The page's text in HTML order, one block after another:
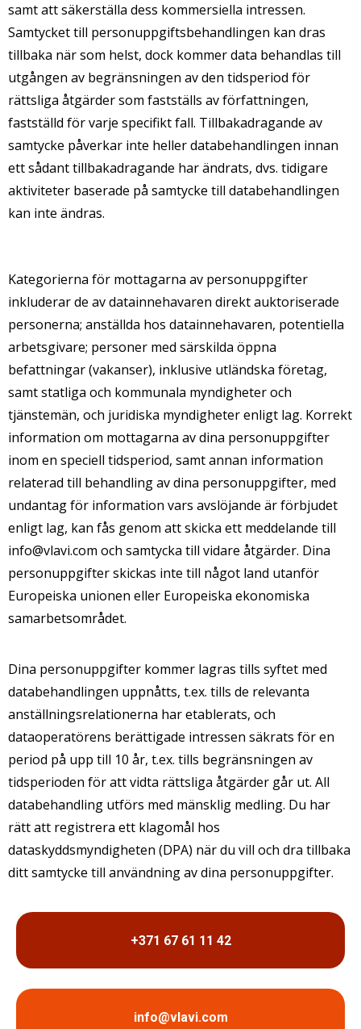
samt att säkerställa dess kommersiella intressen.
Samtycket till personuppgiftsbehandlingen kan dras
tillbaka när som helst, dock kommer data behandlas till
utgången av begränsningen av den tidsperiod för
rättsliga åtgärder som fastställs av författningen,
fastställd för varje specifikt fall. Tillbakadragande av
samtycke påverkar inte heller databehandlingen innan
ett sådant tillbakadragande har ändrats, dvs. tidigare
aktiviteter baserade på samtycke till databehandlingen
kan inte ändras.
Kategorierna för mottagarna av personuppgifter
inkluderar de av datainnehavaren direkt auktoriserade
personerna; anställda hos datainnehavaren, potentiella
arbetsgivare; personer med särskilda öppna
befattningar (vakanser), inklusive utländska företag,
samt statliga och kommunala myndigheter och
tjänstemän, och juridiska myndigheter enligt lag. Korrekt
information om mottagarna av dina personuppgifter
inom en speciell tidsperiod, samt annan information
relaterad till behandling av dina personuppgifter, med
undantag för information vars avslöjande är förbjudet
enligt lag, kan fås genom att skicka ett meddelande till
info@vlavi.com och samtycka till vidare åtgärder. Dina
personuppgifter skickas inte till något land utanför
Europeiska unionen eller Europeiska ekonomiska
samarbetsområdet.
Dina personuppgifter kommer lagras tills syftet med
databehandlingen uppnåtts, t.ex. tills de relevanta
anställningsrelationerna har etablerats, och
dataoperatörens berättigade intressen säkrats för en
period på upp till 10 år, t.ex. tills begränsningen av
tidsperioden för att vidta rättsliga åtgärder går ut. All
databehandling utförs med mänsklig medling. Du har
rätt att registrera ett klagomål hos
dataskyddsmyndigheten (DPA) när du vill och dra tillbaka
ditt samtycke till användning av dina personuppgifter.
+371 67 61 11 42
info@vlavi.com